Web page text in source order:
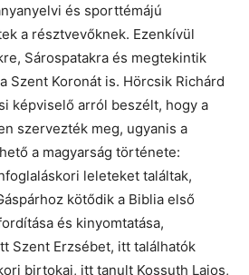
és sporttémájú
a résztvevőknek. Ezenkívül
Sárospatakra és megtekintik
Szent Koronát is. Hörcsik Richárd
képviselő arról beszélt, hogy a
szervezték meg, ugyanis a
a magyarság története:
leleteket találtak,
kötődik a Biblia első
és kinyomtatása,
Szent Erzsébet, itt találhatók
birtokai, itt tanult Kossuth Lajos,